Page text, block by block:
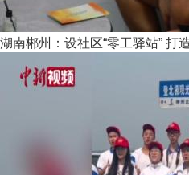
湖南郴州：设社区“零工驿站” 打